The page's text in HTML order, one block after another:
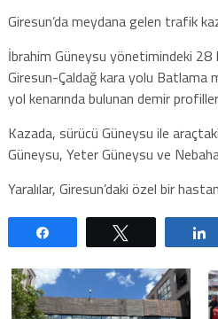
Giresun’da meydana gelen trafik
İbrahim Güneysu yönetimindeki 28
Giresun-Çaldağ kara yolu Batlama
yol kenarında bulunan demir
Kazada, sürücü Güneysu ile
Güneysu, Yeter Güneysu ve
Yaralılar, Giresun’daki özel bir